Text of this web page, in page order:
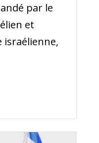
par le
et
israélienne,